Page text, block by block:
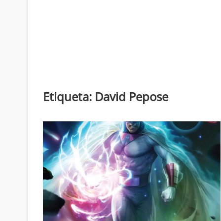
Etiqueta: David Pepose